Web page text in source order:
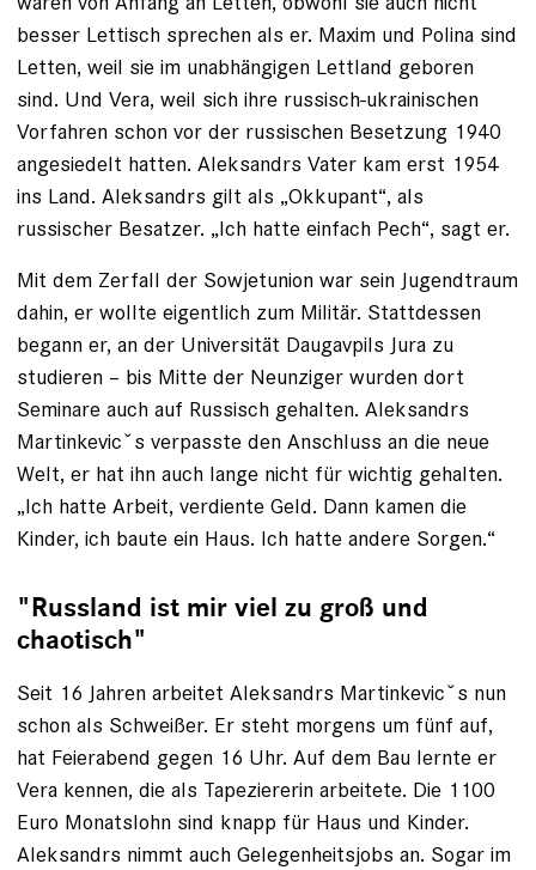
besser Lettisch sprechen als er. Maxim und Polina sind
Letten, weil sie im unabhängigen Lettland geboren
sind. Und Vera, weil sich ihre russisch-ukrainischen
Vorfahren schon vor der russischen Besetzung 1940
angesiedelt hatten. ­Aleksandrs Vater kam erst 1954
ins Land. Aleksandrs gilt als „Okkupant“, als
russischer Besatzer. „Ich hatte einfach Pech“, sagt er.
Mit dem Zerfall der Sowjetunion war sein Jugendtraum
dahin, er wollte eigentlich zum Militär. Stattdessen
begann er, an der Universität Daugavpils Jura zu
studieren – bis Mitte der Neunziger wurden dort
Seminare auch auf Russisch gehalten. Aleksandrs
Martinkevicˇs verpasste den Anschluss an die neue
Welt, er hat ihn auch lange nicht für wichtig gehalten.
„Ich hatte Arbeit, verdiente Geld. Dann kamen die
Kinder, ich baute ein Haus. Ich hatte andere Sorgen.“
"Russland ist mir viel zu groß und
chaotisch"
Seit 16 Jahren arbeitet Aleksandrs Martinkevicˇs nun
schon als Schweißer. Er steht morgens um fünf auf,
hat Feierabend gegen 16 Uhr. Auf dem Bau lernte er
Vera kennen, die als Tapeziererin arbeitete. Die 1100
Euro Monatslohn sind knapp für Haus und Kinder.
Aleksandrs nimmt auch Gelegenheitsjobs an. Sogar im